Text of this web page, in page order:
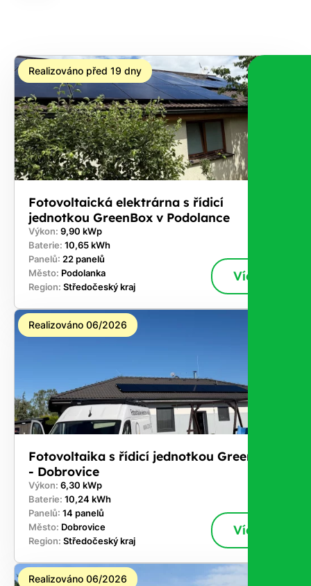
nárok.
Stačí
nám dát
vědět -
a nic Vás
to
nestojí.
Realizováno před 19 dny
Fotovoltaická elektrárna s řídicí
jednotkou GreenBox v Podolance
Výkon: 9,90 kWp
Baterie: 10,65 kWh
Panelů: 22 panelů
Město: Podolanka
Region: Středočeský kraj
Více
Realizováno 06/2026
Fotovoltaika s řídicí jednotkou GreenBox
- Dobrovice
Výkon: 6,30 kWp
Baterie: 10,24 kWh
Panelů: 14 panelů
Město: Dobrovice
Region: Středočeský kraj
Více
Realizováno 06/2026